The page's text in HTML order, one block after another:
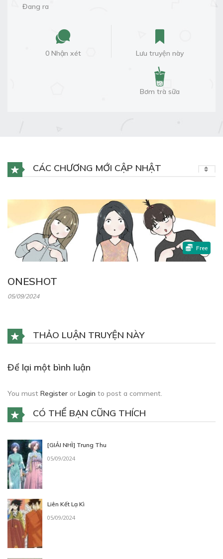
Đang ra
0 Nhận xét Lưu truyện này
Bơm trà sữa
CÁC CHƯƠNG MỚI CẬP NHẬT
ONESHOT
05/09/2024
Free
THẢO LUẬN TRUYỆN NÀY
Để lại một bình luận
You must Register or Login to post a comment.
CÓ THỂ BẠN CŨNG THÍCH
[GIẢI NHÌ] Trung Thu
05/09/2024
Liên Kết Lạ Kì
05/09/2024